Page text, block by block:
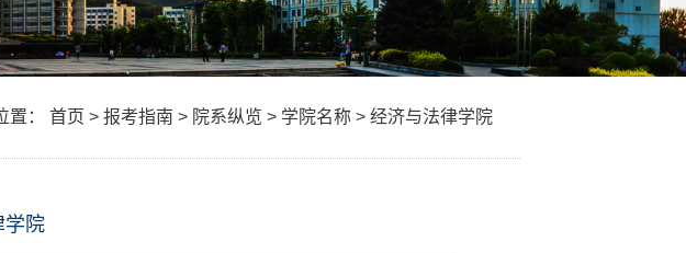
置： 首页 > 报考指南 > 院系纵览 > 学院名称> 经济与法律学院
学院